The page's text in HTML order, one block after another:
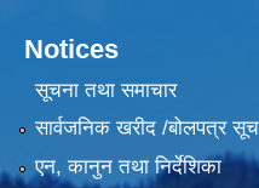
Notices
सूचना तथा समाचार
सार्वजनिक खरीद /बोलपत्र
एन, कानुन तथा निर्देशिका